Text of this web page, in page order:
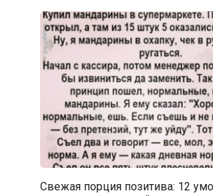
Свежая порция позитива: 12